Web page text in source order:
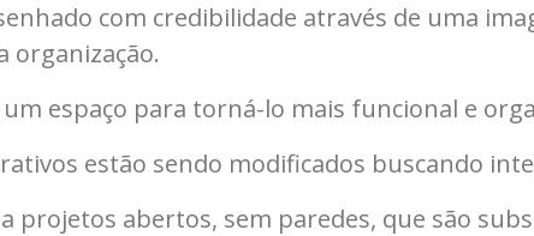
com credibilidade através de uma
organização.
espaço para torná-lo mais funcional e
estão sendo modificados buscando
projetos abertos, sem paredes, que são